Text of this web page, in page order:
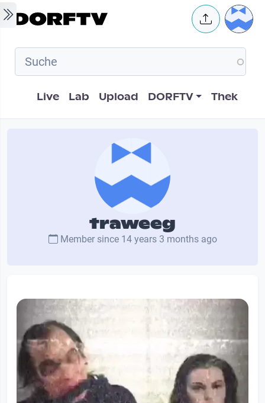
Skip to main content User
Hauptnavigation
Live Lab Upload DORFTV Thek
traweeg
Member since 14 years 3 months ago